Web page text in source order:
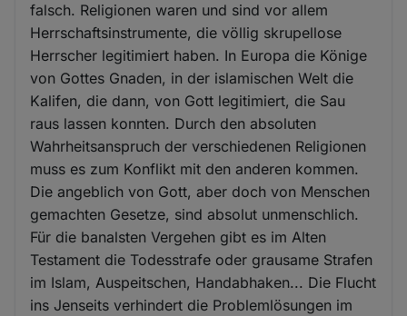
falsch. Religionen waren und sind vor allem
Herrschaftsinstrumente, die völlig skrupellose
Herrscher legitimiert haben. In Europa die Könige
von Gottes Gnaden, in der islamischen Welt die
Kalifen, die dann, von Gott legitimiert, die Sau
raus lassen konnten. Durch den absoluten
Wahrheitsanspruch der verschiedenen Religionen
muss es zum Konflikt mit den anderen kommen.
Die angeblich von Gott, aber doch von Menschen
gemachten Gesetze, sind absolut unmenschlich.
Für die banalsten Vergehen gibt es im Alten
Testament die Todesstrafe oder grausame Strafen
im Islam, Auspeitschen, Handabhaken... Die Flucht
ins Jenseits verhindert die Problemlösungen im